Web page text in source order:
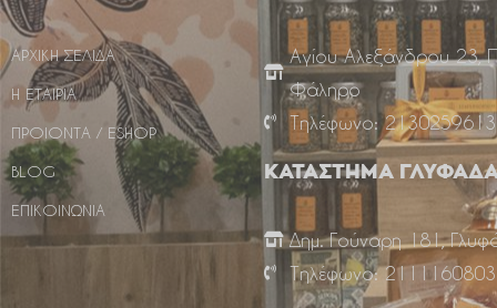
ΑΡΧΙΚΗ ΣΕΛΙΔΑ
Η ΕΤΑΙΡΙΑ
ΠΡΟΙΟΝΤΑ / ESHOP
BLOG
ΕΠΙΚΟΙΝΩΝΙΑ
Αγίου Αλεξάνδρου 23,
Φάληρο
Τηλέφωνο: 2130259613
ΚΑΤΑΣΤΗΜΑ
Δημ. Γούναρη 181,
Τηλέφωνο: 2111160803